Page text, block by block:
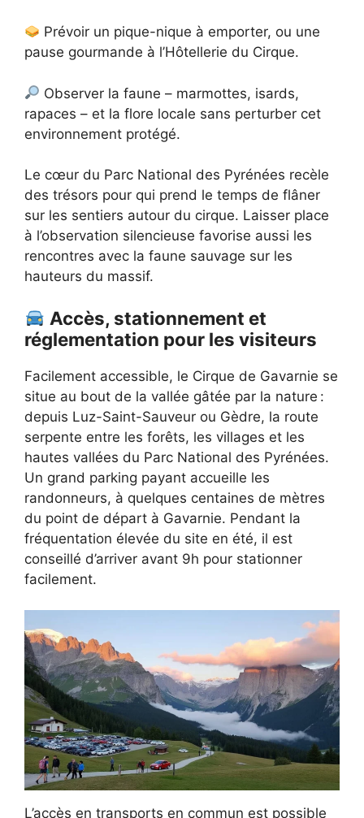
Prévoir un pique-nique à emporter, ou une
pause gourmande à l’Hôtellerie du Cirque.
Observer la faune – marmottes, isards,
rapaces – et la flore locale sans perturber cet
environnement protégé.
Le cœur du Parc National des Pyrénées recèle
des trésors pour qui prend le temps de flâner
sur les sentiers autour du cirque. Laisser place
à l’observation silencieuse favorise aussi les
rencontres avec la faune sauvage sur les
hauteurs du massif.
Accès, stationnement et
réglementation pour les visiteurs
Facilement accessible, le Cirque de Gavarnie se
situe au bout de la vallée gâtée par la nature :
depuis Luz-Saint-Sauveur ou Gèdre, la route
serpente entre les forêts, les villages et les
hautes vallées du Parc National des Pyrénées.
Un grand parking payant accueille les
randonneurs, à quelques centaines de mètres
du point de départ à Gavarnie. Pendant la
fréquentation élevée du site en été, il est
conseillé d’arriver avant 9h pour stationner
facilement.
L’accès en transports en commun est possible